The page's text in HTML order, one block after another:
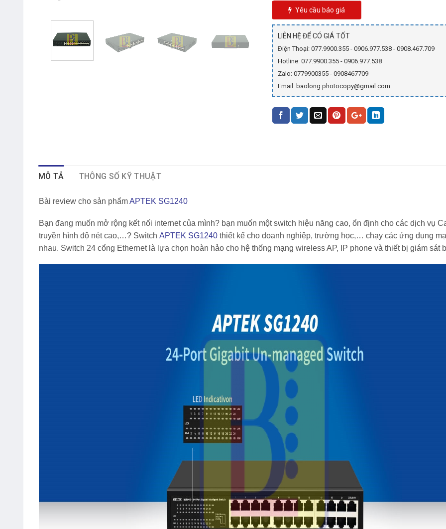
Yêu cầu báo giá
LIÊN HỆ ĐỂ CÓ GIÁ TỐT
Điện Thoại: 077.9900.355 - 0906.977.538 - 0908.467.709
Hotline: 077.9900.355 - 0906.977.538
Zalo: 0779900355 - 0908467709
Email: baolong.photocopy@gmail.com
MÔ TẢ THÔNG SỐ KỸ THUẬT
Bài review cho sản phẩmAPTEK SG1240
Bạn đang muốn mở rộng kết nối internet của mình? bạn muốn một switch hiệu năng cao, ổn định cho các dịch vụ
truyền hình độ nét cao,…? Switch APTEK SG1240 thiết kế cho doanh nghiệp, trường học,… chạy các ứng dụng
nhau. Switch 24 cổng Ethernet là lựa chọn hoàn hảo cho hệ thống mạng wireless AP, IP phone và thiết bị giám sát